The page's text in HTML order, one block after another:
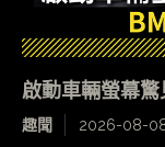
啟動車輛螢幕
趣聞 2026-08-